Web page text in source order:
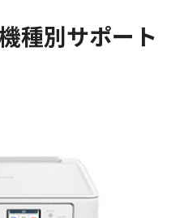
種別サポート